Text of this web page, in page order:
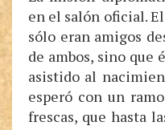
en el salón oficial.
sólo eran amigos
de ambos, sino que
asistido al
esperó con un
frescas, que hasta